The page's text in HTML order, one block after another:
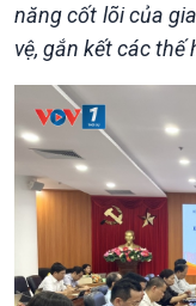
năng cốt lõi của
vệ, gắn kết các thế